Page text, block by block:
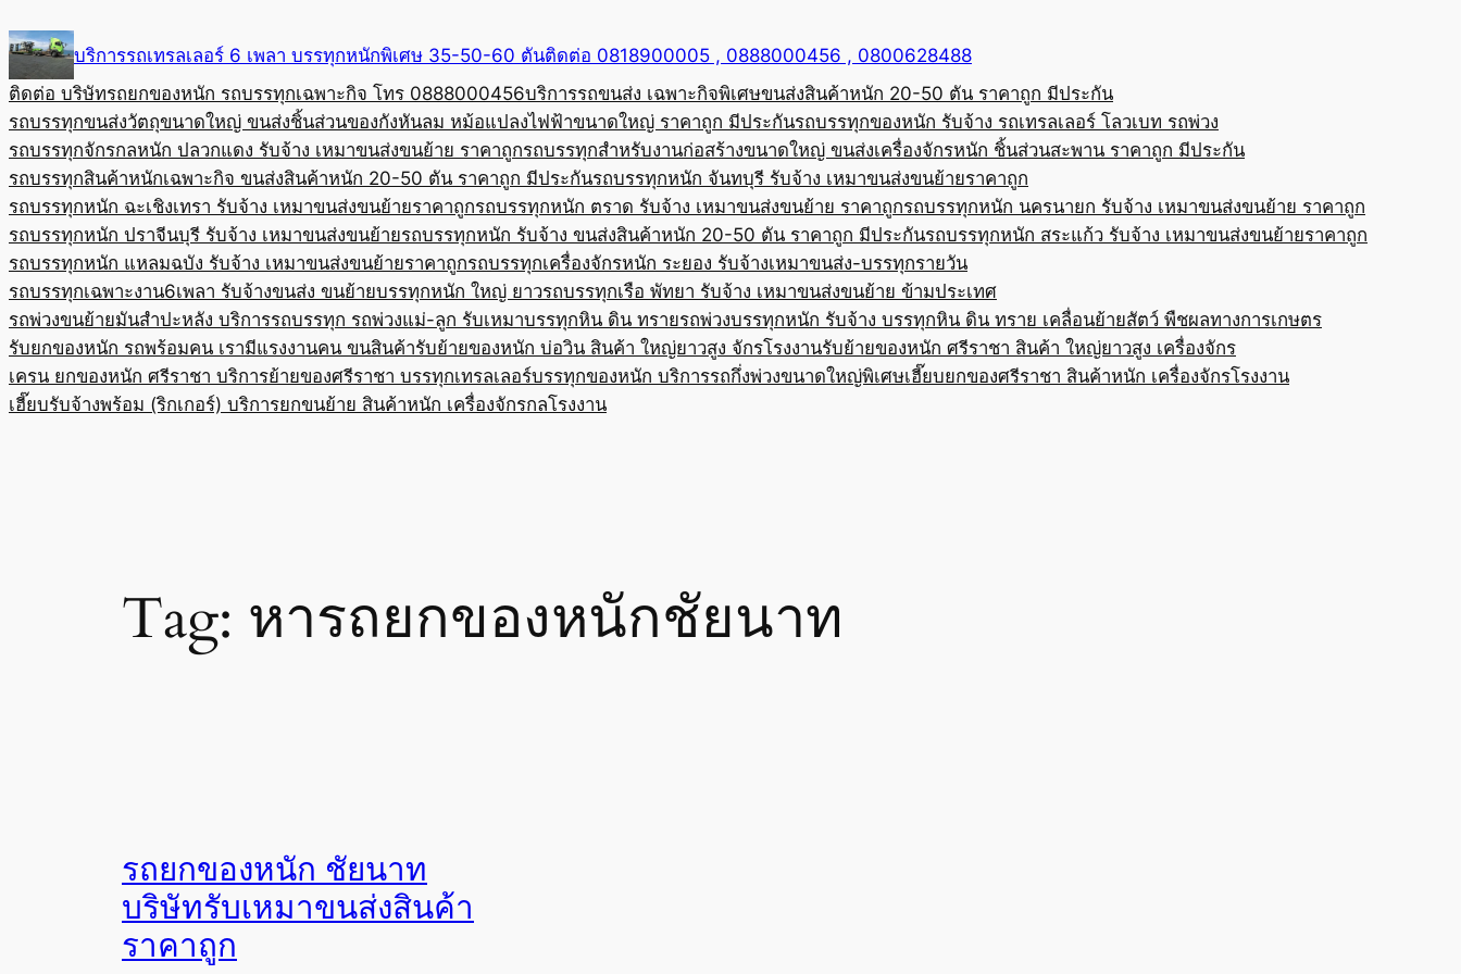
to
content
บริการรถเทรลเลอร์ 6 เพลา บรรทุกหนักพิเศษ 35-50-60 ตันติดต่อ 0818900005 , 0888000456 , 0800628488
ติดต่อ บริษัทรถยกของหนัก รถบรรทุกเฉพาะกิจ โทร 0888000456บริการรถขนส่ง เฉพาะกิจพิเศษขนส่งสินค้าหนัก 20-50 ตัน ราคาถูก มีประกัน
รถบรรทุกขนส่งวัตถุขนาดใหญ่ ขนส่งชิ้นส่วนของกังหันลม หม้อแปลงไฟฟ้าขนาดใหญ่ ราคาถูก มีประกันรถบรรทุกของหนัก รับจ้าง รถเทรลเลอร์ โลวเบท รถพ่วง
รถบรรทุกจักรกลหนัก ปลวกแดง รับจ้าง เหมาขนส่งขนย้าย ราคาถูกรถบรรทุกสำหรับงานก่อสร้างขนาดใหญ่ ขนส่งเครื่องจักรหนัก ชิ้นส่วนสะพาน ราคาถูก มีประกัน
รถบรรทุกสินค้าหนักเฉพาะกิจ ขนส่งสินค้าหนัก 20-50 ตัน ราคาถูก มีประกันรถบรรทุกหนัก จันทบุรี รับจ้าง เหมาขนส่งขนย้ายราคาถูก
รถบรรทุกหนัก ฉะเชิงเทรา รับจ้าง เหมาขนส่งขนย้ายราคาถูกรถบรรทุกหนัก ตราด รับจ้าง เหมาขนส่งขนย้าย ราคาถูกรถบรรทุกหนัก นครนายก รับจ้าง เหมาขนส่งขนย้าย ราคาถูก
รถบรรทุกหนัก ปราจีนบุรี รับจ้าง เหมาขนส่งขนย้ายรถบรรทุกหนัก รับจ้าง ขนส่งสินค้าหนัก 20-50 ตัน ราคาถูก มีประกันรถบรรทุกหนัก สระแก้ว รับจ้าง เหมาขนส่งขนย้ายราคาถูก
รถบรรทุกหนัก แหลมฉบัง รับจ้าง เหมาขนส่งขนย้ายราคาถูกรถบรรทุกเครื่องจักรหนัก ระยอง รับจ้างเหมาขนส่ง-บรรทุกรายวัน
รถบรรทุกเฉพาะงาน6เพลา รับจ้างขนส่ง ขนย้ายบรรทุกหนัก ใหญ่ ยาวรถบรรทุกเรือ พัทยา รับจ้าง เหมาขนส่งขนย้าย ข้ามประเทศ
รถพ่วงขนย้ายมันสำปะหลัง บริการรถบรรทุก รถพ่วงแม่-ลูก รับเหมาบรรทุกหิน ดิน ทรายรถพ่วงบรรทุกหนัก รับจ้าง บรรทุกหิน ดิน ทราย เคลื่อนย้ายสัตว์ พืชผลทางการเกษตร
รับยกของหนัก รถพร้อมคน เรามีแรงงานคน ขนสินค้ารับย้ายของหนัก บ่อวิน สินค้า ใหญ่ยาวสูง จักรโรงงานรับย้ายของหนัก ศรีราชา สินค้า ใหญ่ยาวสูง เครื่องจักร
เครน ยกของหนัก ศรีราชา บริการย้ายของศรีราชา บรรทุกเทรลเลอร์บรรทุกของหนัก บริการรถกึ่งพ่วงขนาดใหญ่พิเศษเฮี๊ยบยกของศรีราชา สินค้าหนัก เครื่องจักรโรงงาน
เฮี๊ยบรับจ้างพร้อม (ริกเกอร์) บริการยกขนย้าย สินค้าหนัก เครื่องจักรกลโรงงาน
Tag: หารถยกของหนักชัยนาท
รถยกของหนัก ชัยนาท
บริษัทรับเหมาขนส่งสินค้า
ราคาถูก